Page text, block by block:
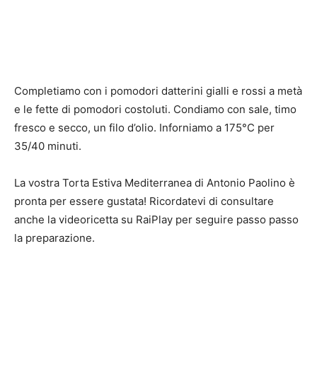
Completiamo con i pomodori datterini gialli e rossi a metà
e le fette di pomodori costoluti. Condiamo con sale, timo
fresco e secco, un filo d’olio. Inforniamo a 175°C per
35/40 minuti.
La vostra Torta Estiva Mediterranea di Antonio Paolino è
pronta per essere gustata! Ricordatevi di consultare
anche la videoricetta su RaiPlay per seguire passo passo
la preparazione.